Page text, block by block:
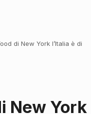
di New York l’Italia è di
New York